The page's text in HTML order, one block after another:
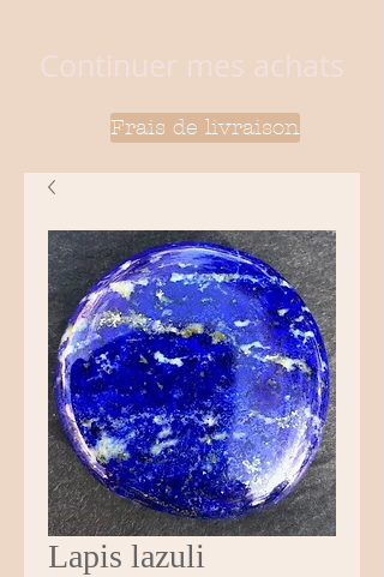
Continuer mes achats
Frais de livraison
Lapis lazuli